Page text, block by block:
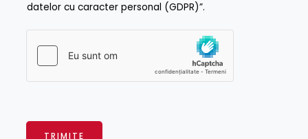
datelor cu caracter personal (GDPR)”.
TRIMITE